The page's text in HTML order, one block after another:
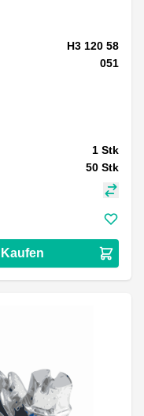
H3 120 58
051
1 Stk
50 Stk
Kaufen